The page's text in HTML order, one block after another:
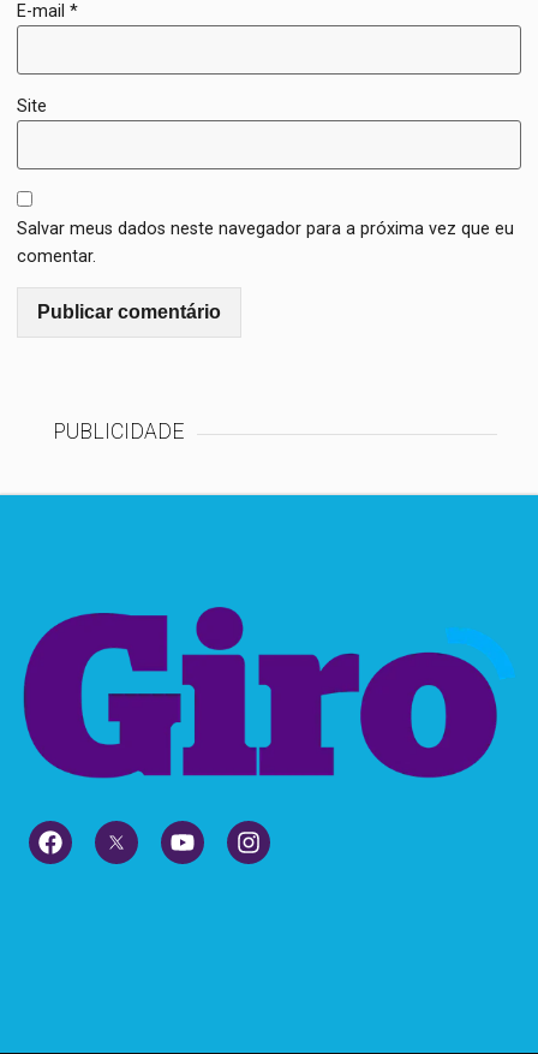
E-mail*
Site
Salvar meus dados neste navegador para a próxima vez que eu
comentar.
PUBLICIDADE